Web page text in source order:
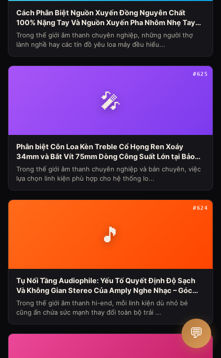
Cách Phân Biệt Nguồn Xuyến Đồng Nguyên Chất
100% Nặng Tay Và Nguồn Xuyến Pha Nhôm Nhẹ Tay
Nhanh Nóng Sụt Áp Cho Loa Máy (Chủ Đề Loa Máy
Ngày 341)
Trong thế giới âm thanh chuyên nghiệp, những người thợ
lành nghề hay các tín đồ yêu loa máy đều hiểu...
🎤
#625
Phân biệt Côn Loa Kèn Treble Cổ Họng Ren Xoáy
34mm và Bắt Vít 75mm Dòng Công Suất Lớn tại Bảo
Hùng Audio (Chủ đề loa máy ngày 339)
Trong thế giới âm thanh chuyên nghiệp và bán chuyên, việc
lựa chọn linh kiện phù hợp cho hệ thống lo...
🎵
#624
Tụ Nối Tầng Audiophile: Yếu Tố Quyết Định Độ Sạch
Và Không Gian Stereo Của Amply Nghe Nhạc – Góc
Nhìn Chuyên Gia Từ Bảo Hùng Audio
Trong thế giới âm thanh hi-end, mỗi linh kiện dù nhỏ bé
cũng ẩn chứa sức mạnh thay đổi toàn bộ trải ...
#623
💬